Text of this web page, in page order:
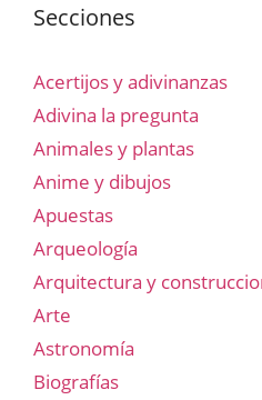
Secciones
Acertijos y adivinanzas
Adivina la pregunta
Animales y plantas
Anime y dibujos
Apuestas
Arqueología
Arquitectura y
Arte
Astronomía
Biografías